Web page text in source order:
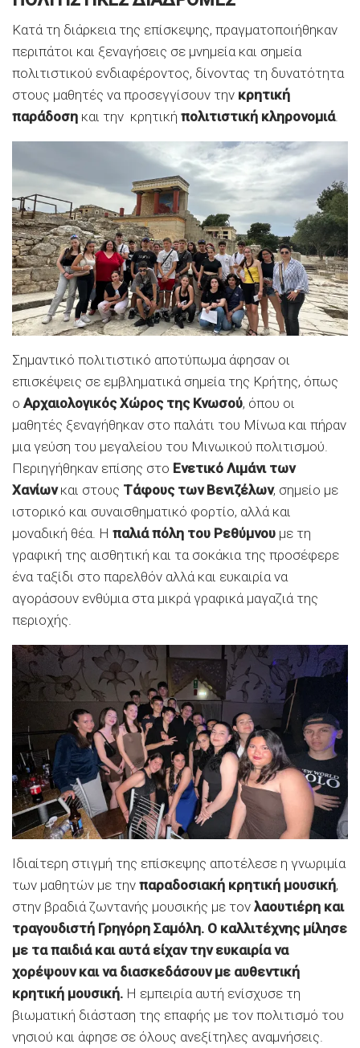
Κατά τη διάρκεια της επίσκεψης, πραγματοποιήθηκαν
περιπάτοι και ξεναγήσεις σε μνημεία και σημεία
πολιτιστικού ενδιαφέροντος, δίνοντας τη δυνατότητα
στους μαθητές να προσεγγίσουν την κρητική
παράδοση και την κρητική πολιτιστική κληρονομιά.
Σημαντικό πολιτιστικό αποτύπωμα άφησαν οι
επισκέψεις σε εμβληματικά σημεία της Κρήτης, όπως
ο Αρχαιολογικός Χώρος της Κνωσού, όπου οι
μαθητές ξεναγήθηκαν στο παλάτι του Μίνωα και πήραν
μια γεύση του μεγαλείου του Μινωικού πολιτισμού.
Περιηγήθηκαν επίσης στο Ενετικό Λιμάνι των
Χανίωνκαι στους Τάφους των Βενιζέλων, σημείο με
ιστορικό και συναισθηματικό φορτίο, αλλά και
μοναδική θέα. Η παλιά πόλη του Ρεθύμνου με τη
γραφική της αισθητική και τα σοκάκια της προσέφερε
ένα ταξίδι στο παρελθόν αλλά και ευκαιρία να
αγοράσουν ενθύμια στα μικρά γραφικά μαγαζιά της
περιοχής.
Ιδιαίτερη στιγμή της επίσκεψης αποτέλεσε η γνωριμία
των μαθητών με την παραδοσιακή κρητική μουσική,
στην βραδιά ζωντανής μουσικής με τον λαουτιέρη και
τραγουδιστή Γρηγόρη Σαμόλη. Ο καλλιτέχνης μίλησε
με τα παιδιά και αυτά είχαν την ευκαιρία να
χορέψουν και να διασκεδάσουν με αυθεντική
κρητική μουσική. Η εμπειρία αυτή ενίσχυσε τη
βιωματική διάσταση της επαφής με τον πολιτισμό του
νησιού και άφησε σε όλους ανεξίτηλες αναμνήσεις.